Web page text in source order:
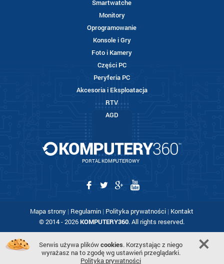
Smartwatche
Monitory
Oprogramowanie
Konsole i Gry
Foto i Kamery
Części PC
Peryferia PC
Akcesoria i Eksploatacja
RTV
AGD
PORTAL KOMPUTEROWY
Mapa strony | Regulamin | Polityka prywatności | Kontakt
© 2014 - 2026KOMPUTERY360. All rights reserved.
Serwis używa plikówcookies. Korzystając z niego
wyrażasz na to zgodę wg ustawień przeglądarki.
Polityka prywatności